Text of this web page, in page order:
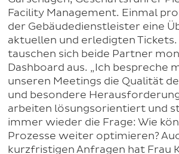
Facility Management. Einmal
der Gebäudedienstleister eine
aktuellen und erledigten Tickets.
tauschen sich beide Partner
Dashboard aus. „Ich bespreche
unseren Meetings die Qualität
und besondere
arbeiten lösungsorientiert und
immer wieder die Frage: Wie
Prozesse weiter optimieren?
kurzfristigen Anfragen hat Frau